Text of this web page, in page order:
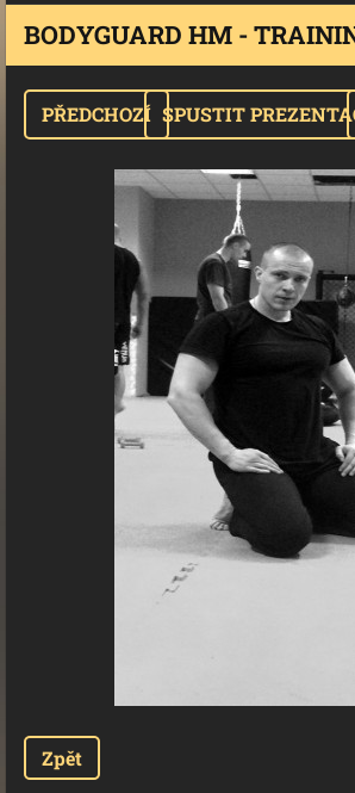
BODYGUARD HM -
PŘEDCHOZÍ SPUSTIT
Zpět